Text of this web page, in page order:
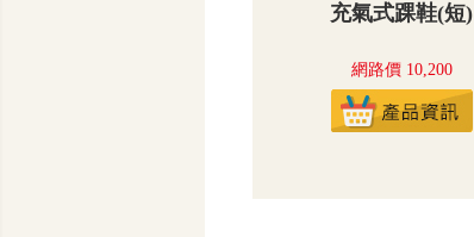
充氣式踝鞋(短)
網路價 10,200